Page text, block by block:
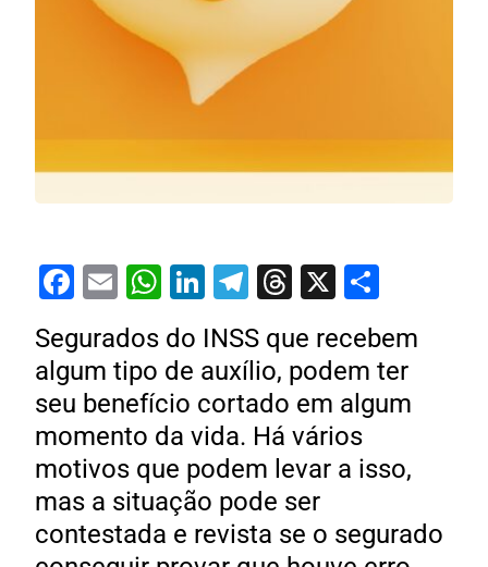
Facebook
EmailWhatsApp
LinkedIn
Telegram
Threads
X
Segurados do INSS que recebem
algum tipo de auxílio, podem ter
seu benefício cortado em algum
momento da vida. Há vários
motivos que podem levar a isso,
mas a situação pode ser
contestada e revista se o segurado